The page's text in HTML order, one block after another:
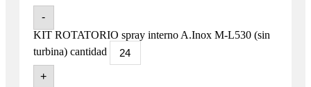
-
KIT ROTATORIO spray interno A.Inox M-L530 (sin
turbina) cantidad
+